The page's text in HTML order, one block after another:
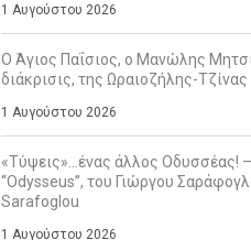
1 Αυγούστου 2026
Ο Άγιος Παΐσιος, ο Μανώλης
διάκρισις, της Ωραιοζήλης-
1 Αυγούστου 2026
«Τύψεις»…ένας άλλος Οδυσσέας! –
“Odysseus”, του Γιώργου
Sarafoglou
1 Αυγούστου 2026